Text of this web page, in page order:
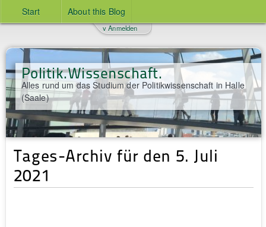
Start About this Blog
Politik.Wissenschaft.
Alles rund um das Studium der Politikwissenschaft in Halle
(Saale)
v Anmelden
Tages-Archiv für den 5. Juli
2021